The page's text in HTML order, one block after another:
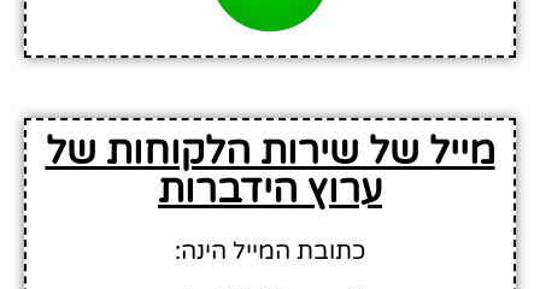
מייל של שירות הלקוחות של
ערוץ הידברות
כתובת המייל הינה: